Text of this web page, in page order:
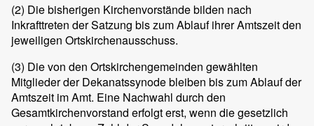
(2) Die bisherigen Kirchenvorstände bilden nach
Inkrafttreten der Satzung bis zum Ablauf ihrer Amtszeit den
jeweiligen Ortskirchenausschuss.
(3) Die von den Ortskirchengemeinden gewählten
Mitglieder der Dekanatssynode bleiben bis zum Ablauf der
Amtszeit im Amt. Eine Nachwahl durch den
Gesamtkirchenvorstand erfolgt erst, wenn die gesetzlich